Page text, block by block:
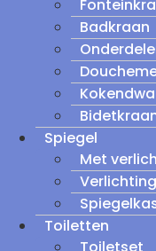
Badkraan
Spiegel
Met
Toiletten
Toiletset